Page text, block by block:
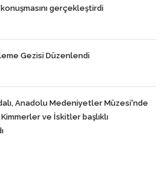
gerçekleştirdi
Gezisi Düzenlendi
Anadolu Medeniyetler Müzesi'nde
ve İskitler başlıklı